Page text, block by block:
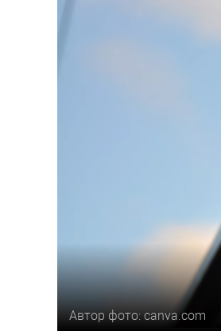
Автор фото: canva.com